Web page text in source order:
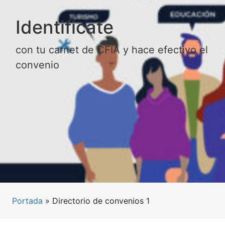
Identificate
con tu carnet de CFIA y hace efectivo el
convenio
Portada » Directorio de convenios 1